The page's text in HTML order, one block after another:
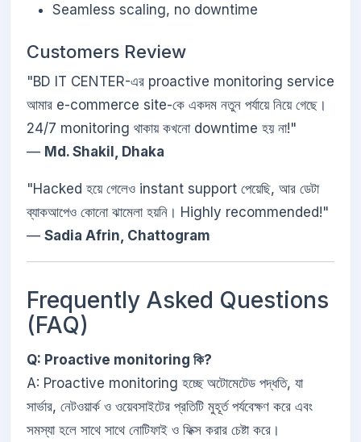
Seamless scaling, no downtime
Customers Review
"BD IT CENTER-এর proactive monitoring service
আমার e-commerce site-কে একদম নতুন পর্যায়ে নিয়ে গেছে।
24/7 monitoring থাকায় কখনো downtime হয় না!"
— Md. Shakil, Dhaka
"Hacked হয়ে গেলেও instant support পেয়েছি, আর ডেটা
ব্যাকআপেও কোনো ঝামেলা হয়নি। Highly recommended!"
— Sadia Afrin, Chattogram
Frequently Asked Questions
(FAQ)
Q: Proactive monitoring কি?
A: Proactive monitoring হচ্ছে অটোমেটেড পদ্ধতি, যা
সার্ভার, নেটওয়ার্ক ও ওয়েবসাইটের প্রতিটি মুহূর্ত পর্যবেক্ষণ করে এবং
সমস্যা হলে সাথে সাথে নোটিফাই ও ফিক্স করার চেষ্টা করে।